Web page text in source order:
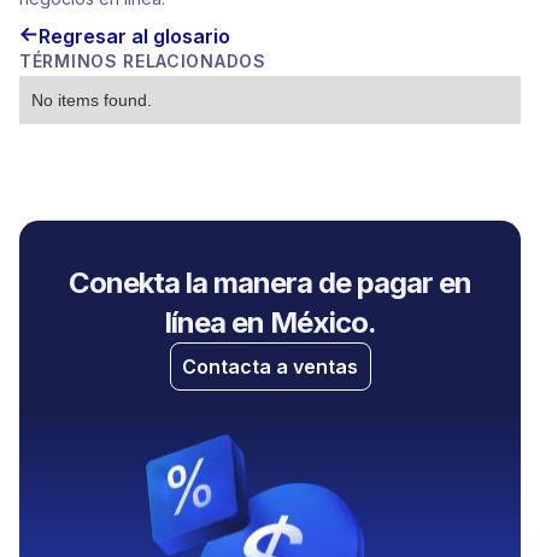
Regresar al glosario
TÉRMINOS RELACIONADOS
No items found.
Conekta la manera de pagar en
línea en México.
Contacta a ventas